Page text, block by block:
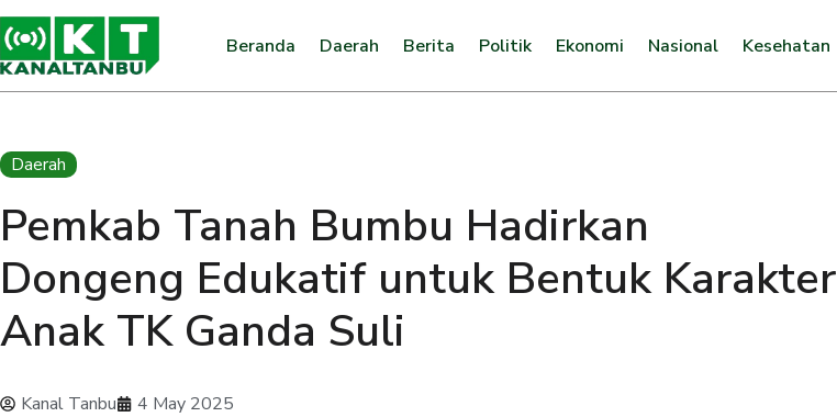
Beranda Daerah Berita Politik Ekonomi Nasional Kesehatan
Daerah
Pemkab Tanah Bumbu Hadirkan
Dongeng Edukatif untuk Bentuk Karakter
Anak TK Ganda Suli
Kanal Tanbu 4 May 2025